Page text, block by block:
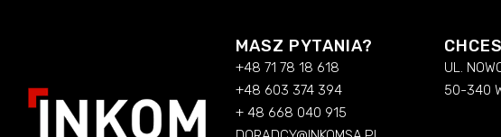
MASZ PYTANIA?
+48 71 78 18 618
+48 603 374 394
+ 48 668 040 915
UL.
50-340